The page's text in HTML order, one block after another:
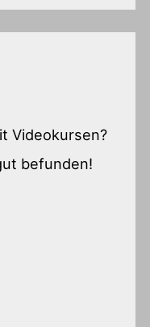
Videokursen?
befunden!